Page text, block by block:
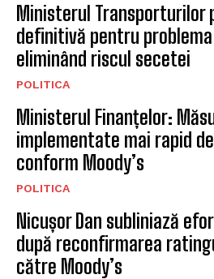
Ministerul Transporturilor
definitivă pentru problema
eliminând riscul secetei
POLITICA
Ministerul Finanțelor:
implementate mai rapid
conform Moody’s
POLITICA
Nicușor Dan subliniază
după reconfirmarea
către Moody’s